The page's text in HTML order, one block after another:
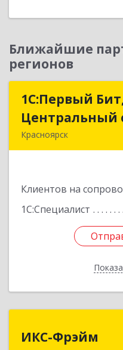
Ближайшие
регионов
1С:Первый
Центральный
Красноярск
Клиентов на
1С:Специалист
ИКС-Фрэйм